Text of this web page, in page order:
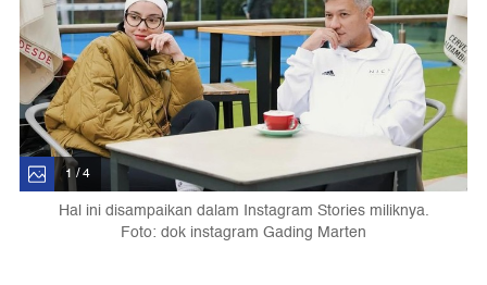
1 / 4
Hal ini disampaikan dalam Instagram Stories miliknya.
Foto: dok instagram Gading Marten